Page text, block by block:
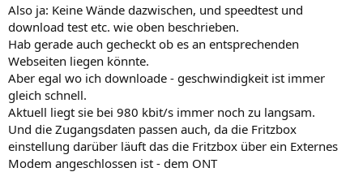
:
Also ja: Keine Wände dazwischen, und speedtest und
download test etc. wie oben beschrieben.
Hab gerade auch gecheckt ob es an entsprechenden
Webseiten liegen könnte.
Aber egal wo ich downloade - geschwindigkeit ist immer
gleich schnell.
Aktuell liegt sie bei 980 kbit/s immer noch zu langsam.
Und die Zugangsdaten passen auch, da die Fritzbox
einstellung darüber läuft das die Fritzbox über ein Externes
Modem angeschlossen ist - dem ONT